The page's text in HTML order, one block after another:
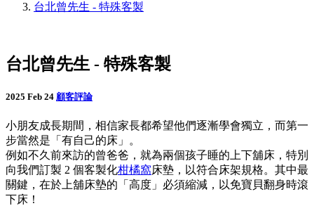
台北曾先生 - 特殊客製
台北曾先生 - 特殊客製
2025 Feb 24 顧客評論
小朋友成長期間，相信家長都希望他們逐漸學會獨立，而第一
步當然是「有自己的床」。
例如不久前來訪的曾爸爸，就為兩個孩子睡的上下舖床，特別
向我們訂製 2 個客製化柑橘窩床墊，以符合床架規格。其中最
關鍵，在於上舖床墊的「高度」必須縮減，以免寶貝翻身時滾
下床！